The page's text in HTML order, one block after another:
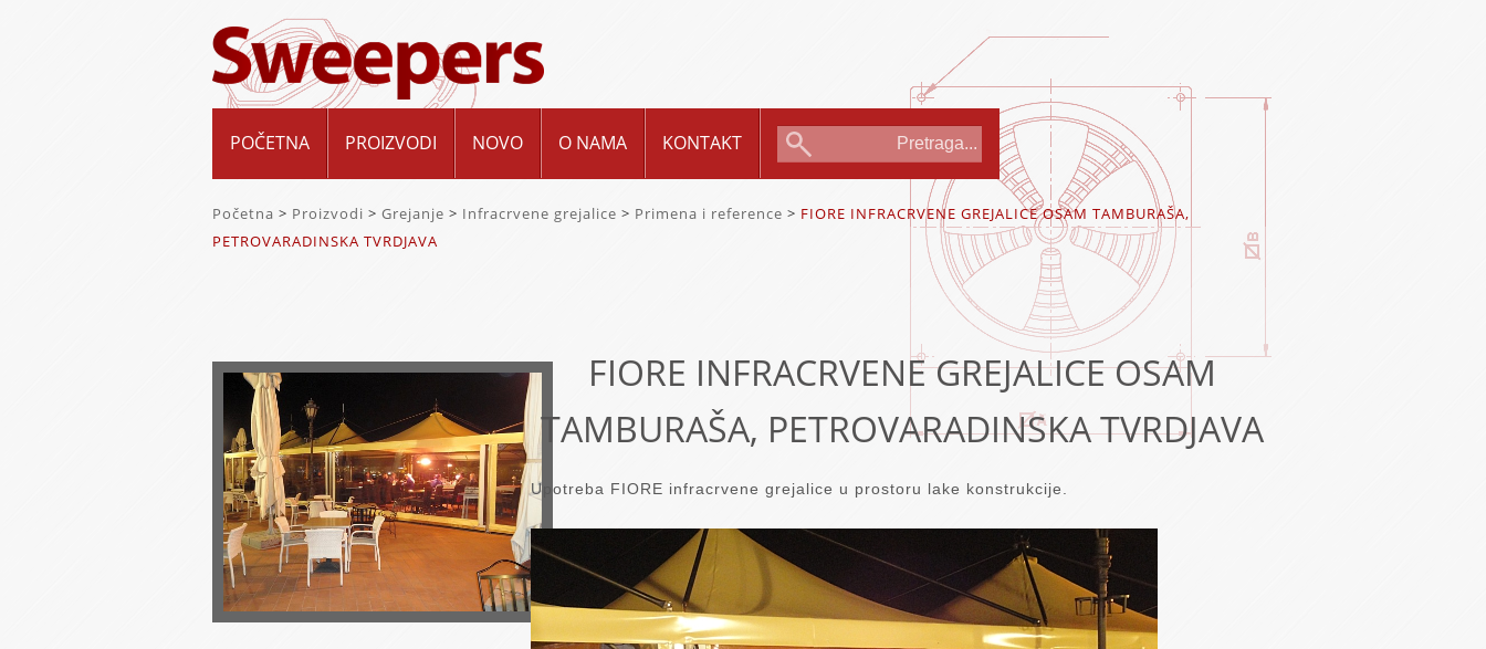
POČETNA PROIZVODI NOVO O NAMA KONTAKT
Početna > Proizvodi > Grejanje > Infracrvene grejalice > Primena i reference > FIORE INFRACRVENE GREJALICE OSAM TAMBURAŠA,
PETROVARADINSKA TVRDJAVA
FIORE INFRACRVENE GREJALICE OSAM
TAMBURAŠA, PETROVARADINSKA TVRDJAVA
Upotreba FIORE infracrvene grejalice u prostoru lake konstrukcije.